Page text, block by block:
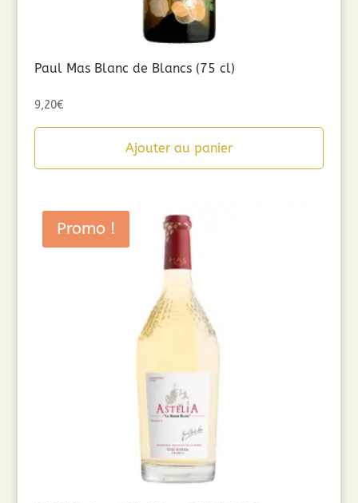
Paul Mas Blanc de Blancs (75 cl)
9,20€
Ajouter au panier
Promo !